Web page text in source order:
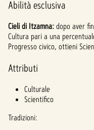
Abilità esclusiva
Cieli di Itzamna:dopo aver
Cultura pari a una
Progresso civico, ottieni
Attributi
Culturale
Scientifico
Tradizioni: